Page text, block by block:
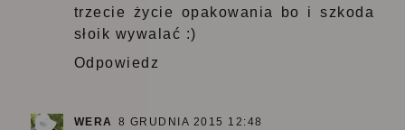
trzecie życie opakowania bo i szkoda
słoik wywalać :)
Odpowiedz
WERA 8 GRUDNIA 2015 12:48